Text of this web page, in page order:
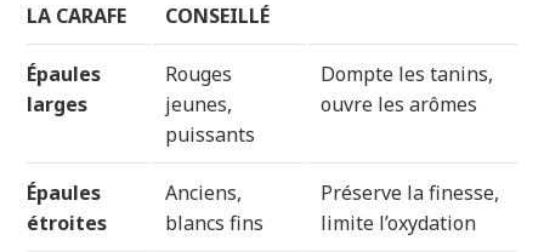
LA CARAFE
CONSEILLÉ
Épaules
larges
Rouges
jeunes,
puissants
Dompte les tanins,
ouvre les arômes
Épaules
étroites
Anciens,
blancs fins
Préserve la finesse,
limite l’oxydation